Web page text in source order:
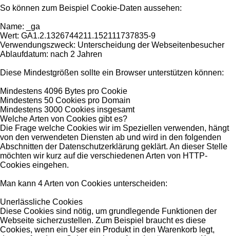
So können zum Beispiel Cookie-Daten aussehen:
Name: _ga
Wert: GA1.2.1326744211.152111737835-9
Verwendungszweck: Unterscheidung der Webseitenbesucher
Ablaufdatum: nach 2 Jahren
Diese Mindestgrößen sollte ein Browser unterstützen können:
Mindestens 4096 Bytes pro Cookie
Mindestens 50 Cookies pro Domain
Mindestens 3000 Cookies insgesamt
Welche Arten von Cookies gibt es?
Die Frage welche Cookies wir im Speziellen verwenden, hängt
von den verwendeten Diensten ab und wird in den folgenden
Abschnitten der Datenschutzerklärung geklärt. An dieser Stelle
möchten wir kurz auf die verschiedenen Arten von HTTP-
Cookies eingehen.
Man kann 4 Arten von Cookies unterscheiden:
Unerlässliche Cookies
Diese Cookies sind nötig, um grundlegende Funktionen der
Webseite sicherzustellen. Zum Beispiel braucht es diese
Cookies, wenn ein User ein Produkt in den Warenkorb legt,